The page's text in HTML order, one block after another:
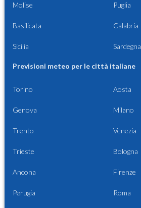
Molise Puglia
Basilicata Calabria
Sicilia Sardegna
Previsioni meteo per le città italiane
Torino Aosta
Genova Milano
Trento Venezia
Trieste Bologna
Ancona Firenze
Perugia Roma